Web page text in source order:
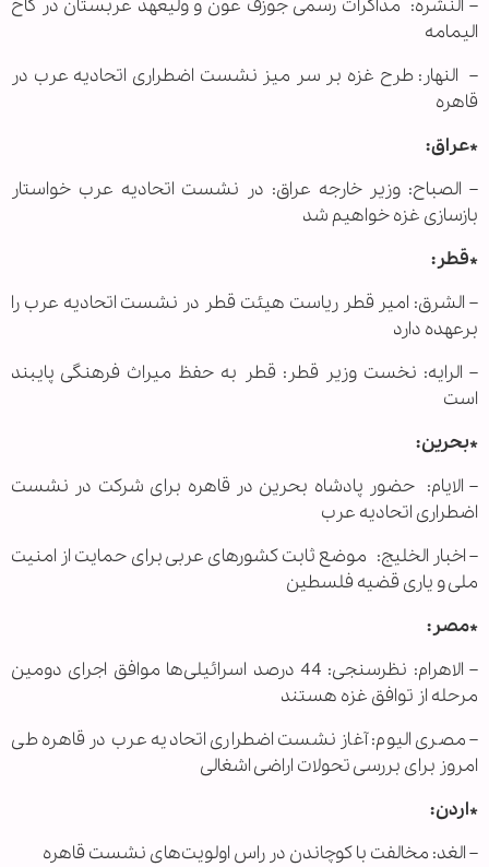
– النشره: مذاکرات رسمی جوزف عون و ولیعهد عربستان در کاخ
الیمامه
– النهار: طرح غزه بر سر میز نشست اضطراری اتحادیه عرب در
قاهره
*عراق:
– الصباح: وزیر خارجه عراق: در نشست اتحادیه عرب خواستار
بازسازی غزه خواهیم شد
*قطر:
– الشرق: امیر قطر ریاست هیئت قطر در نشست اتحادیه عرب را
برعهده دارد
– الرایه: نخست وزیر قطر: قطر به حفظ میراث فرهنگی پایبند
است
*بحرین:
– الایام: حضور پادشاه بحرین در قاهره برای شرکت در نشست
اضطراری اتحادیه عرب
– اخبار الخلیج: موضع ثابت کشورهای عربی برای حمایت از امنیت
ملی و یاری قضیه فلسطین
*مصر:
– الاهرام: نظرسنجی: 44 درصد اسرائیلی‌ها موافق اجرای دومین
مرحله از توافق غزه هستند
– مصری الیوم: آغاز نشست اضطراری اتحادیه عرب در قاهره طی
امروز برای بررسی تحولات اراضی اشغالی
*اردن:
– الغد: مخالفت با کوچاندن در راس اولویت‌های نشست قاهره